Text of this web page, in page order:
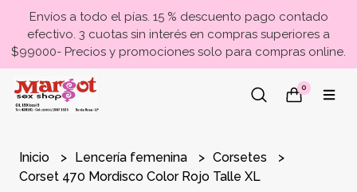
Envíos a todo el pías. 15 % descuento pago contado
efectivo. 3 cuotas sin interés en compras superiores a
$99000- Precios y promociones solo para compras online.
0
Inicio Lencería femenina
Corsetes
Corset 470 Mordisco Color Rojo Talle XL